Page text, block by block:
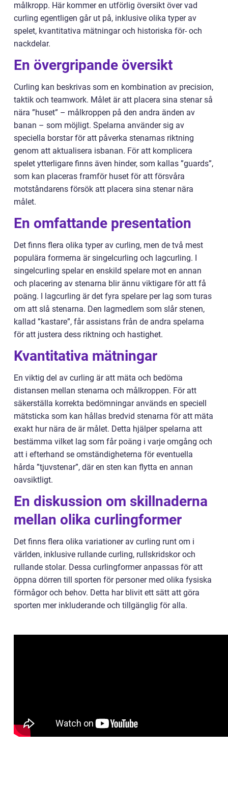
målkropp. Här kommer en utförlig översikt över vad
curling egentligen går ut på, inklusive olika typer av
spelet, kvantitativa mätningar och historiska för- och
nackdelar.
En övergripande översikt
Curling kan beskrivas som en kombination av precision,
taktik och teamwork. Målet är att placera sina stenar så
nära ”huset” – målkroppen på den andra änden av
banan – som möjligt. Spelarna använder sig av
speciella borstar för att påverka stenarnas riktning
genom att aktualisera isbanan. För att komplicera
spelet ytterligare finns även hinder, som kallas ”guards”,
som kan placeras framför huset för att försvåra
motståndarens försök att placera sina stenar nära
målet.
En omfattande presentation
Det finns flera olika typer av curling, men de två mest
populära formerna är singelcurling och lagcurling. I
singelcurling spelar en enskild spelare mot en annan
och placering av stenarna blir ännu viktigare för att få
poäng. I lagcurling är det fyra spelare per lag som turas
om att slå stenarna. Den lagmedlem som slår stenen,
kallad ”kastare”, får assistans från de andra spelarna
för att justera dess riktning och hastighet.
Kvantitativa mätningar
En viktig del av curling är att mäta och bedöma
distansen mellan stenarna och målkroppen. För att
säkerställa korrekta bedömningar används en speciell
mätsticka som kan hållas bredvid stenarna för att mäta
exakt hur nära de är målet. Detta hjälper spelarna att
bestämma vilket lag som får poäng i varje omgång och
att i efterhand se omständigheterna för eventuella
hårda ”tjuvstenar”, där en sten kan flytta en annan
oavsiktligt.
En diskussion om skillnaderna
mellan olika curlingformer
Det finns flera olika variationer av curling runt om i
världen, inklusive rullande curling, rullskridskor och
rullande stolar. Dessa curlingformer anpassas för att
öppna dörren till sporten för personer med olika fysiska
förmågor och behov. Detta har blivit ett sätt att göra
sporten mer inkluderande och tillgänglig för alla.